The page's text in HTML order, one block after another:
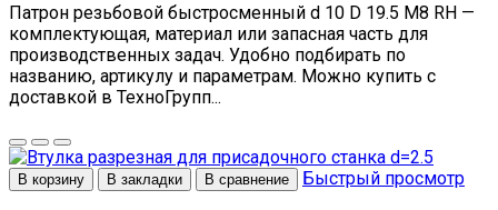
Патрон резьбовой быстросменный d 10 D 19.5 M8 RH —
комплектующая, материал или запасная часть для
производственных задач. Удобно подбирать по
названию, артикулу и параметрам. Можно купить с
доставкой в ТехноГрупп...
В корзину В закладки В сравнение Быстрый просмотр